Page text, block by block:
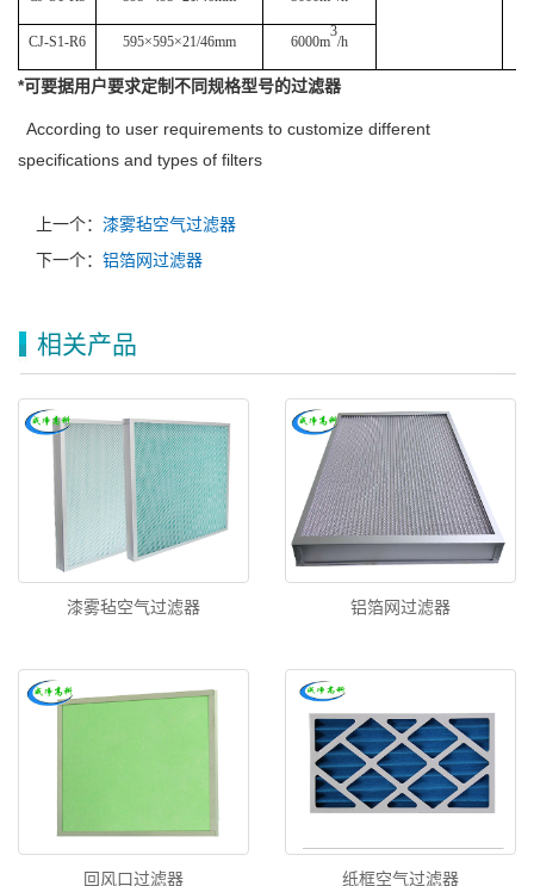
CJ-S1-R6 595×595×21/46mm 6000m
3
/h
*可要据用户要求定制不同规格型号的过滤器
According to user requirements to customize different
specifications and types of filters
上一个： 漆雾毡空气过滤器
下一个： 铝箔网过滤器
相关产品
漆雾毡空气过滤器 铝箔网过滤器
回风口过滤器 纸框空气过滤器